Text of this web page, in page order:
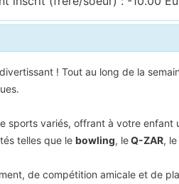
! Tout au long de la
sports variés, offrant à votre
telles que lebowling, leQ-ZAR,
de compétition amicale et de